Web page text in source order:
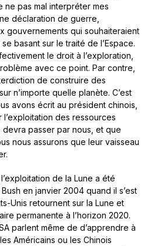
ne pas mal interpréter mes
déclaration de guerre,
gouvernements qui souhaiteraient
basant sur le traité de l’Espace.
le droit à l’exploration,
avec ce point. Par contre,
de construire des
n’importe quelle planète. C’est
avons écrit au président chinois,
des ressources
passer par nous, et que
nous assurons que leur vaisseau
de la Lune a été
en janvier 2004 quand il s’est
Unis retournent sur la Lune et
permanente à l’horizon 2020.
parlent même de d’apprendre à
Américains ou les Chinois